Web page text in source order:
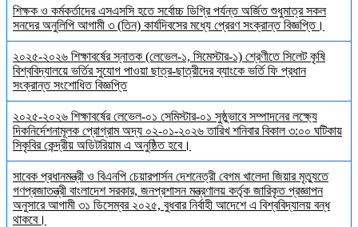
শিক্ষক ও কর্মকর্তাদের এসএসসি হতে সর্বোচ্চ ডিগ্রি পর্যন্ত অর্জিত শুধুমাত্র সকল
সনদের অনুলিপি আগামী ৩ (তিন) কার্যদিবসের মধ্যে প্রেরণ সংক্রান্ত বিজ্ঞপ্তি।
২০২৫-২০২৬ শিক্ষাবর্ষের স্নাতক (লেভেল-১, সিমেস্টার-১) শ্রেণীতে সিলেট কৃষি
বিশ্ববিদ্যালয়ে ভর্তির সুযোগ পাওয়া ছাত্র-ছাত্রীদের ব্যাংকে ভর্তি ফি প্রধান
সংক্রান্ত সংশোধিত বিজ্ঞপ্তি
২০২৫-২০২৬ শিক্ষাবর্ষের লেভেল-০১ সেমিস্টার-০১ সুষ্ঠুভাবে সম্পাদনের লক্ষ্যে
দিকনির্দেশনামূলক প্রোগ্রাম অদ্য ০২-০১-২০২৬ তারিখ শনিবার বিকাল ৩:০০ ঘটিকায়
সিকৃবির কেন্দ্রীয় অডিটরিয়াম এ অনুষ্ঠিত হবে।
সাবেক প্রধানমন্ত্রী ও বিএনপি চেয়ারপার্সন দেশনেত্রী বেগম খালেদা জিয়ার মৃত্যুতে
গণপ্রজাতন্ত্রী বাংলাদেশ সরকার, জনপ্রশাসন মন্ত্রণালয় কর্তৃক জারিকৃত প্রজ্ঞাপন
অনুসারে আগামী ৩১ ডিসেম্বর ২০২৫, বুধবার নির্বাহী আদেশে এ বিশ্ববিদ্যালয় বন্ধ
থাকবে।